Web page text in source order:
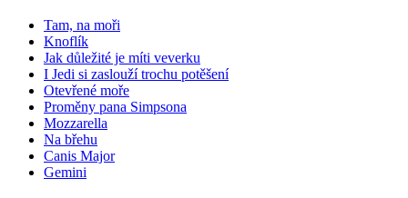
Tam, na moři
Knoflík
Jak důležité je míti veverku
I Jedi si zaslouží trochu potěšení
Otevřené moře
Proměny pana Simpsona
Mozzarella
Na břehu
Canis Major
Gemini